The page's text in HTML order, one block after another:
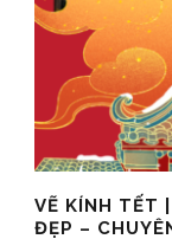
VẼ KÍNH TẾT
ĐẸP –